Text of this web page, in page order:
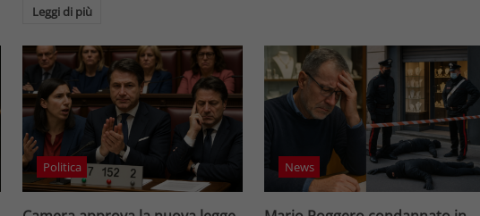
Leggi di più
Politica News